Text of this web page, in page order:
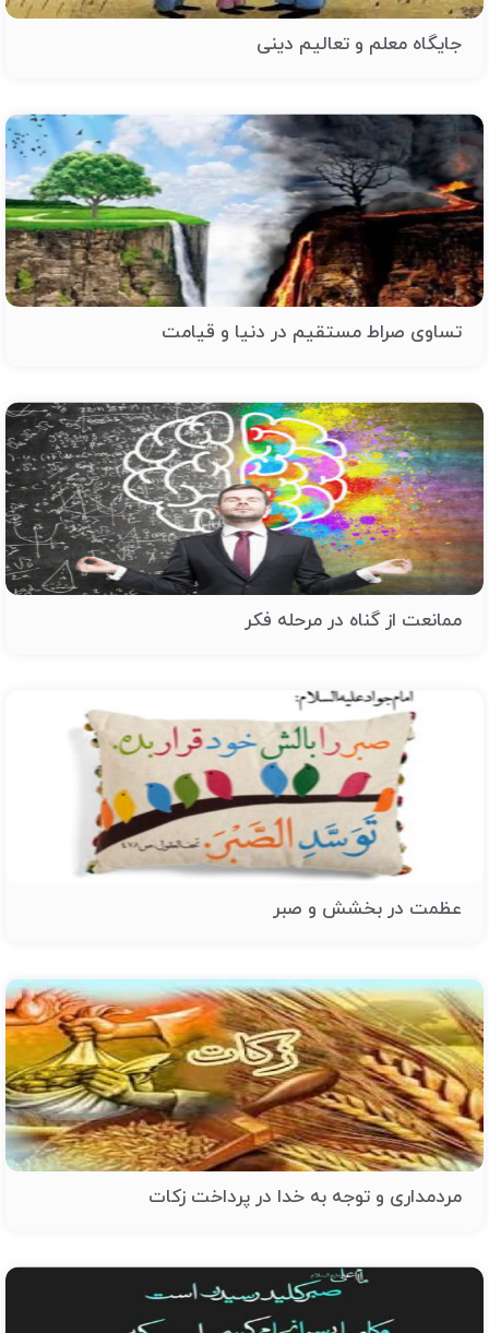
جایگاه معلم و تعالیم دینی
تساوی صراط مستقیم در دنیا و قیامت
ممانعت از گناه در مرحله فکر
عظمت در بخشش و صبر
مردمداری و توجه به خدا در پرداخت زکات